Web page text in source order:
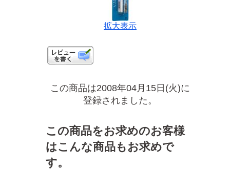
拡大表示
この商品は2008年04月15日(火)に
登録されました。
この商品をお求めのお客様
はこんな商品もお求めで
す。